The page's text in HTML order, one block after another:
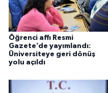
Öğrenci affı Resmi
Gazete’de yayımlandı:
Üniversiteye geri dönüş
yolu açıldı